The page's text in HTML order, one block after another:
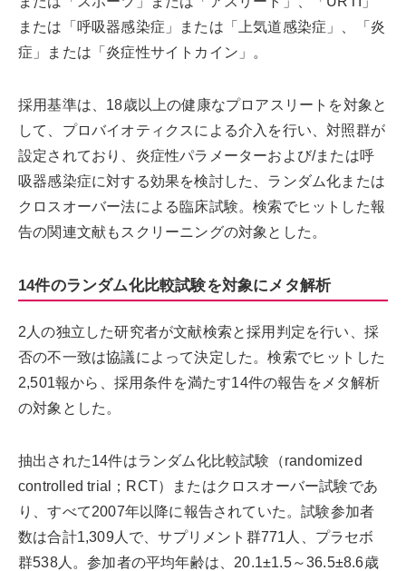
または「呼吸器感染症」または「上気道感染症」、「炎
症」または「炎症性サイトカイン」。
採用基準は、18歳以上の健康なプロアスリートを対象と
して、プロバイオティクスによる介入を行い、対照群が
設定されており、炎症性パラメーターおよび/または呼
吸器感染症に対する効果を検討した、ランダム化または
クロスオーバー法による臨床試験。検索でヒットした報
告の関連文献もスクリーニングの対象とした。
14件のランダム化比較試験を対象にメタ解析
2人の独立した研究者が文献検索と採用判定を行い、採
否の不一致は協議によって決定した。検索でヒットした
2,501報から、採用条件を満たす14件の報告をメタ解析
の対象とした。
抽出された14件はランダム化比較試験（randomized
controlled trial；RCT）またはクロスオーバー試験であ
り、すべて2007年以降に報告されていた。試験参加者
数は合計1,309人で、サプリメント群771人、プラセボ
群538人。参加者の平均年齢は、20.1±1.5～36.5±8.6歳